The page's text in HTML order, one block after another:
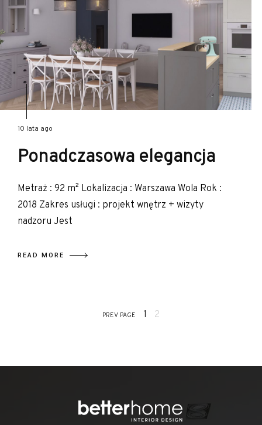
10 lata ago
Ponadczasowa elegancja
Metraż : 92 m² Lokalizacja : Warszawa Wola Rok :
2018 Zakres usługi : projekt wnętrz + wizyty
nadzoru Jest
READ MORE
PREV PAGE 1 2